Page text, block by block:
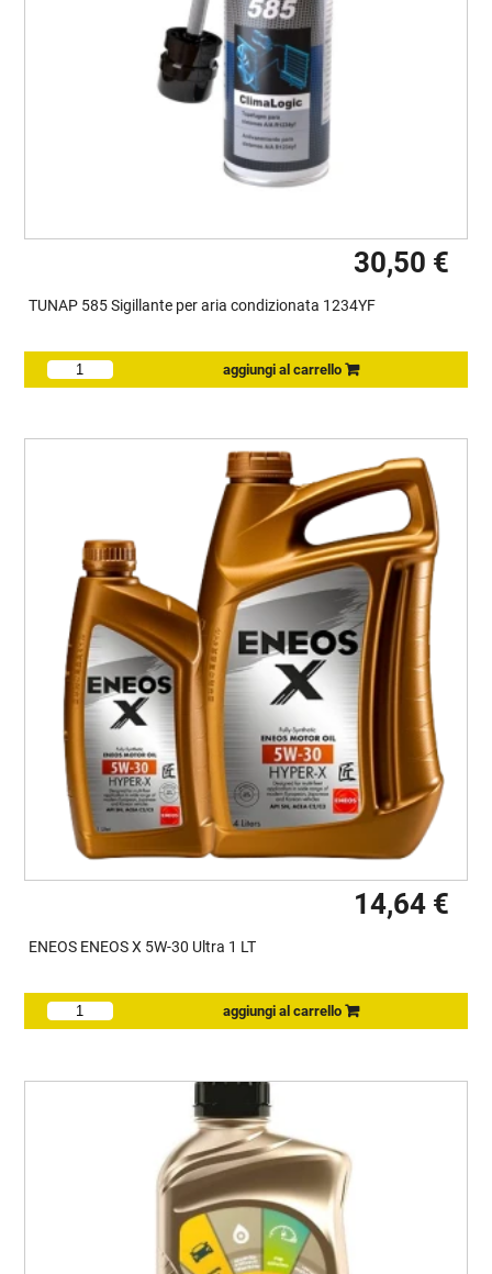
30,50 €
TUNAP 585 Sigillante per aria condizionata 1234YF
14,64 €
ENEOS ENEOS X 5W-30 Ultra 1 LT